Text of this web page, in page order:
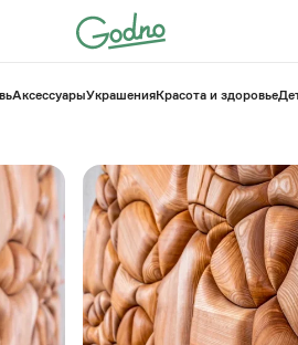
АксессуарыУкрашенияКрасота и здоровье